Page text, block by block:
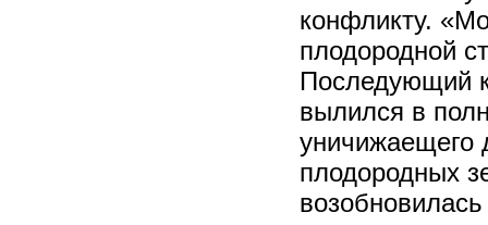
конфликту.
плодородной
Последующий
вылился в
уничижаещего
плодородных